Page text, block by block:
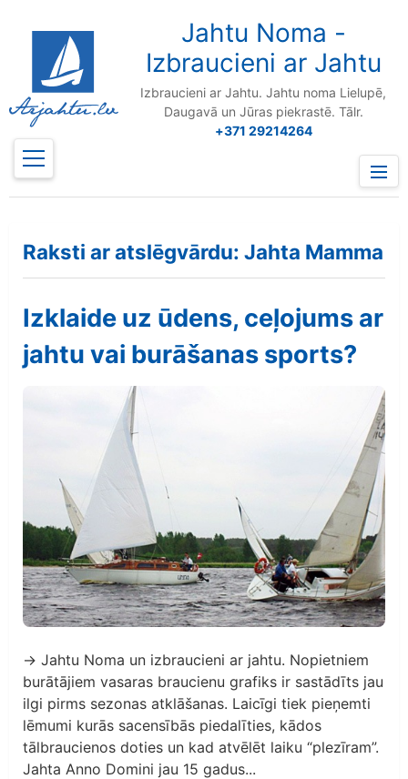
Jahtu Noma -
Izbraucieni ar Jahtu
Izbraucieni ar Jahtu. Jahtu noma Lielupē,
Daugavā un Jūras piekrastē. Tālr.
+371 29214264
Menu
Raksti ar atslēgvārdu: Jahta Mamma
Izklaide uz ūdens, ceļojums ar
jahtu vai burāšanas sports?
→ Jahtu Noma un izbraucieni ar jahtu. Nopietniem
burātājiem vasaras braucienu grafiks ir sastādīts jau
ilgi pirms sezonas atklāšanas. Laicīgi tiek pieņemti
lēmumi kurās sacensībās piedalīties, kādos
tālbraucienos doties un kad atvēlēt laiku “plezīram”.
Jahta Anno Domini jau 15 gadus...